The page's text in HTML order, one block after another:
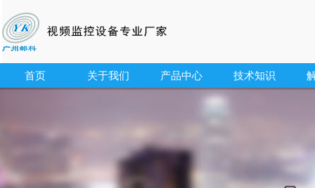
首页 关于我们 产品中心 技术知识